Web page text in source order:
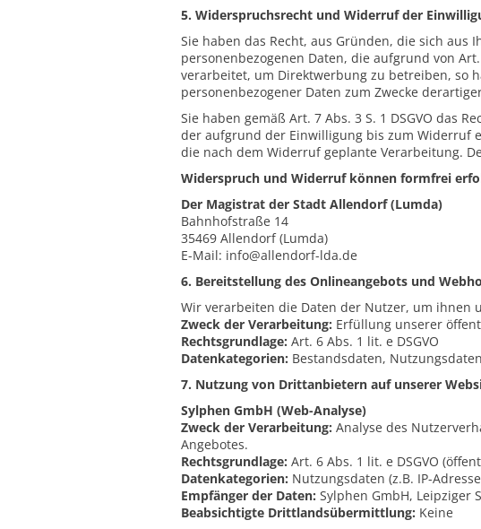
5. Widerspruchsrecht und Widerruf der
Sie haben das Recht, aus Gründen, die sich
personenbezogenen Daten, die aufgrund von
verarbeitet, um Direktwerbung zu betreiben, so
personenbezogener Daten zum Zwecke
Sie haben gemäß Art. 7 Abs. 3 S. 1 DSGVO das
der aufgrund der Einwilligung bis zum
die nach dem Widerruf geplante Verarbeitung.
Widerspruch und Widerruf können formfrei
Der Magistrat der Stadt Allendorf (Lumda)
Bahnhofstraße 14
35469 Allendorf (Lumda)
E-Mail: info@allendorf-lda.de
6. Bereitstellung des Onlineangebots und
Wir verarbeiten die Daten der Nutzer, um ihnen
Zweck der Verarbeitung: Erfüllung unserer
Rechtsgrundlage: Art. 6 Abs. 1 lit. e DSGVO
Datenkategorien: Bestandsdaten, Nutzungsdaten
7. Nutzung von Drittanbietern auf unserer
Sylphen GmbH (Web-Analyse)
Zweck der Verarbeitung: Analyse des
Angebotes.
Rechtsgrundlage: Art. 6 Abs. 1 lit. e DSGVO
Datenkategorien: Nutzungsdaten (z.B. IP-
Empfänger der Daten: Sylphen GmbH, Leipziger
Beabsichtigte Drittlandsübermittlung: Keine